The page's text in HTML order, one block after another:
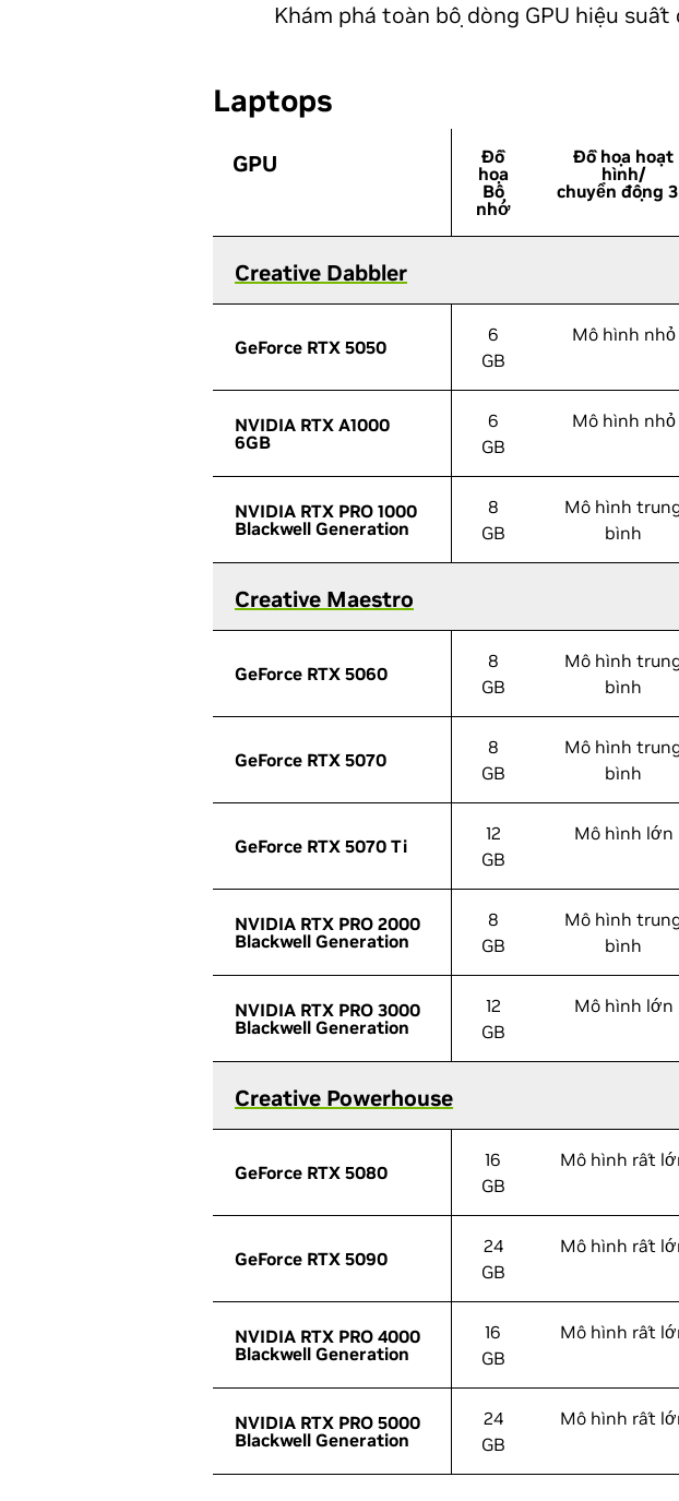
Khám phá toàn bộ dòng GPU hiệu
Laptops
GPU
Đồ
họa
Bộ
nhớ
Đồ họa hoạt
hình/
chuyển động
Creative Dabbler
GeForce RTX 5050
6
GB
Mô hình nhỏ
NVIDIA RTX A1000
6GB
6
GB
Mô hình nhỏ
NVIDIA RTX PRO 1000
Blackwell Generation
8
GB
Mô hình
bình
Creative Maestro
GeForce RTX 5060
8
GB
Mô hình
bình
GeForce RTX 5070
8
GB
Mô hình
bình
GeForce RTX 5070 Ti
12
GB
Mô hình lớn
NVIDIA RTX PRO 2000
Blackwell Generation
8
GB
Mô hình
bình
NVIDIA RTX PRO 3000
Blackwell Generation
12
GB
Mô hình lớn
Creative Powerhouse
GeForce RTX 5080
16
GB
Mô hình rất
GeForce RTX 5090
24
GB
Mô hình rất
NVIDIA RTX PRO 4000
Blackwell Generation
16
GB
Mô hình rất
NVIDIA RTX PRO 5000
Blackwell Generation
24
GB
Mô hình rất
GPU
Creative Dabbler
GeForce RTX 5050
NVIDIA RTX A1000
6GB
NVIDIA RTX PRO 1000
Blackwell Generation
Creative Maestro
GeForce RTX 5060
GeForce RTX 5070
GeForce RTX 5070 Ti
NVIDIA RTX PRO 2000
Blackwell Generation
NVIDIA RTX PRO 3000
Blackwell Generation
Creative Powerhouse
GeForce RTX 5080
GeForce RTX 5090
NVIDIA RTX PRO 4000
Blackwell Generation
NVIDIA RTX PRO 5000
Blackwell Generation